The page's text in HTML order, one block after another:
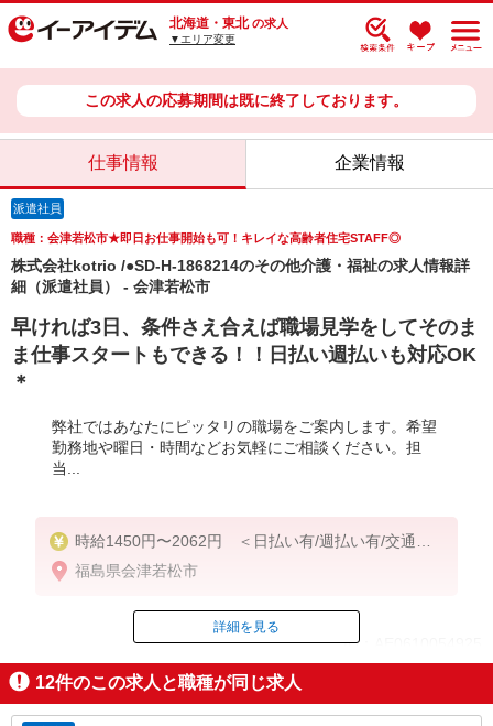
北海道・東北 の求人
▼エリア変更
この求人の応募期間は既に終了しております。
仕事情報 企業情報
派遣社員
職種：会津若松市★即日お仕事開始も可！キレイな高齢者住宅STAFF◎
株式会社kotrio /●SD-H-1868214のその他介護・福祉の求人情報詳
細（派遣社員） - 会津若松市
早ければ3日、条件さえ合えば職場見学をしてそのま
ま仕事スタートもできる！！日払い週払いも対応OK
＊
弊社ではあなたにピッタリの職場をご案内します。希望
勤務地や曜日・時間などお気軽にご相談ください。担
当...
時給1450円〜2062円 ＜日払い有/週払い有/交通費
全支給(ガソリン代含む)＞
福島県会津若松市
ID：AE0610054925
掲載期間終了
詳細を見る
12件のこの求人と職種が同じ求人